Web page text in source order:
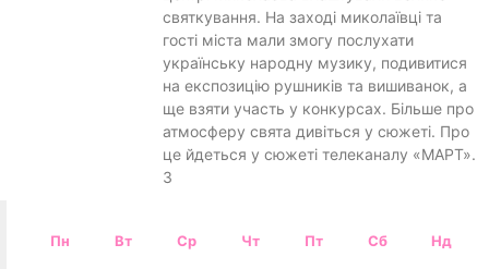
святкування. На заході миколаївці та
гості міста мали змогу послухати
українську народну музику, подивитися
на експозицію рушників та вишиванок, а
ще взяти участь у конкурсах. Більше про
атмосферу свята дивіться у сюжеті. Про
це йдеться у сюжеті телеканалу «МАРТ».
З
Пн Вт Ср Чт Пт Сб Нд